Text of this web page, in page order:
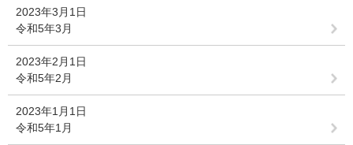
2023年3月1日
令和5年3月
2023年2月1日
令和5年2月
2023年1月1日
令和5年1月